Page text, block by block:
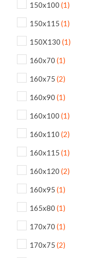
150x100 (1)
150x115 (1)
150X130 (1)
160x70 (1)
160x75 (2)
160x90 (1)
160x100 (1)
160x110 (2)
160x115 (1)
160x120 (2)
160x95 (1)
165x80 (1)
170x70 (1)
170x75 (2)